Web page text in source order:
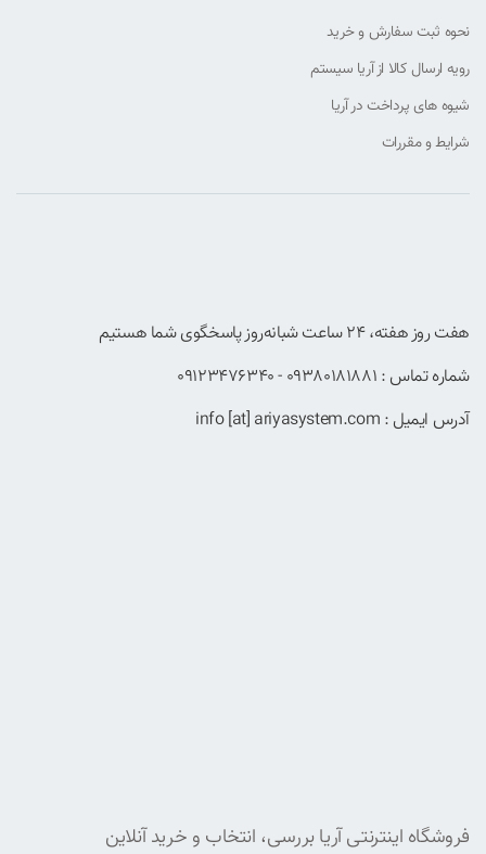
نحوه ثبت سفارش و خرید
رویه ارسال کالا از آریا سیستم
شیوه های پرداخت در آریا
شرایط و مقررات
هفت روز هفته، ۲۴ ساعت شبانه‌روز پاسخگوی شما هستیم
شماره تماس : 09380181881 - 09123476340
آدرس ایمیل : info [at] ariyasystem.com
فروشگاه اینترنتی آریا بررسی، انتخاب و خرید آنلاین